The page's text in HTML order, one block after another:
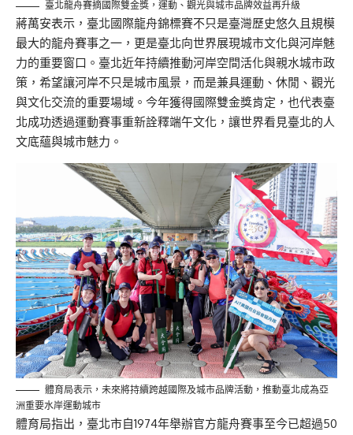
臺北龍舟賽摘國際雙金獎，運動、觀光與城市品牌效益再升級
蔣萬安表示，臺北國際龍舟錦標賽不只是臺灣歷史悠久且規模
最大的龍舟賽事之一，更是臺北向世界展現城市文化與河岸魅
力的重要窗口。臺北近年持續推動河岸空間活化與親水城市政
策，希望讓河岸不只是城市風景，而是兼具運動、休閒、觀光
與文化交流的重要場域。今年獲得國際雙金獎肯定，也代表臺
北成功透過運動賽事重新詮釋端午文化，讓世界看見臺北的人
文底蘊與城市魅力。
體育局表示，未來將持續跨越國際及城市品牌活動，推動臺北成為亞
洲重要水岸運動城市
體育局指出，臺北市自1974年舉辦官方龍舟賽事至今已超過50